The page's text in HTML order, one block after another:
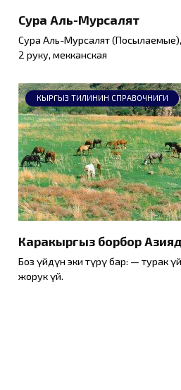
Сура Аль-Мурсалят
Сура Аль-Мурсалят (Посылаемые),
2 руку, мекканская
КЫРГЫЗ ТИЛИНИН СПРАВОЧНИГИ
Каракыргыз борбор
Боз үйдүн эки түрү бар: — турак
жорук үй.